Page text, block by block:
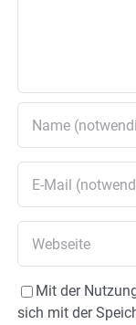
Mit der
sich mit der